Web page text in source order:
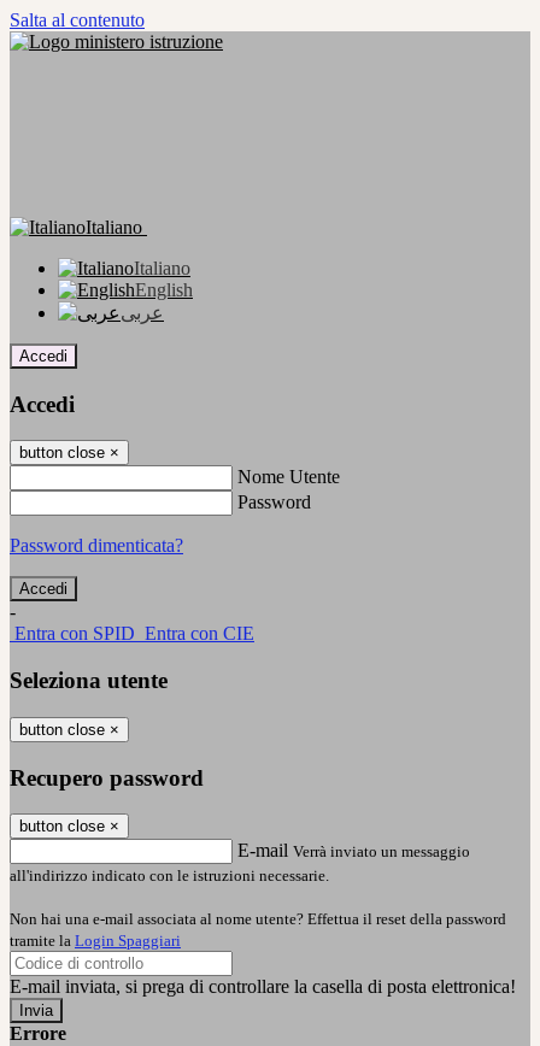
Salta al contenuto
Italiano
Italiano
English
عربى
Accedi
Accedi
button close ×
Nome Utente
Password
Password dimenticata?
-
Entra con SPID Entra con CIE
Seleziona utente
button close ×
Recupero password
button close ×
E-mail Verrà inviato un messaggio
all'indirizzo indicato con le istruzioni necessarie.
Non hai una e-mail associata al nome utente? Effettua il reset della password
tramite la Login Spaggiari
E-mail inviata, si prega di controllare la casella di posta elettronica!
Errore